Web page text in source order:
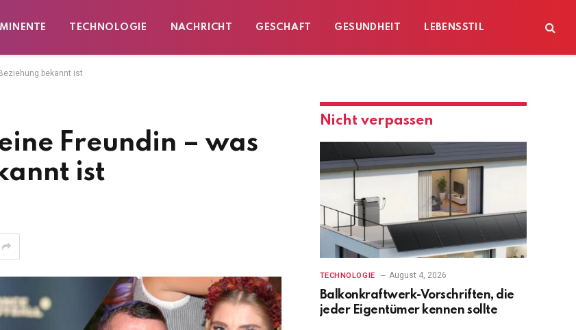
TECHNOLOGIE NACHRICHT GESCHAFT GESUNDHEIT LEBENSSTIL
bekannt ist
Freundin – was
ist
Nicht verpassen
TECHNOLOGIE August 4, 2026
Balkonkraftwerk-Vorschriften, die
jeder Eigentümer kennen sollte